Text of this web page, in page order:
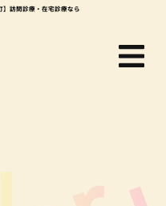
】訪問診療・在宅診療なら